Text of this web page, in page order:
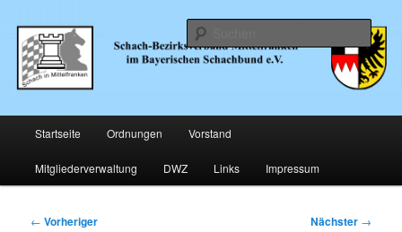
primären
Inhalt
springenSchachbezirk Mittelfranken
Startseite Ordnungen Vorstand
Mitgliederverwaltung DWZ Links Impressum
Beitragsnavigation
← Vorheriger Nächster →